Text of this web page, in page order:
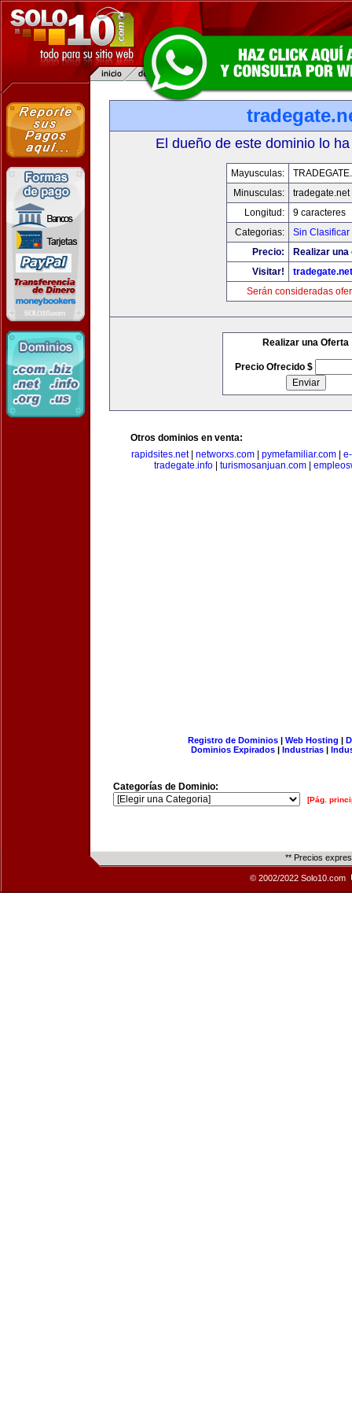
El dueño de este dominio lo
Mayusculas:
Minusculas:
tradegate.net
Longitud:
9 caracteres
Categorias:
Sin Clasificar
Precio:
Realizar
Visitar!
tradegate.net
Serán consideradas
Realizar una Oferta
Precio Ofrecido $
Otros dominios en venta:
rapidsites.net| networxs.com| pymefamiliar.com|
tradegate.info| turismosanjuan.com|
Registro de Dominios| Web Hosting |
Dominios Expirados | Industrias |
Categorías de Dominio:
[Pág.
** Precios
© 2002/2022 Solo10.com